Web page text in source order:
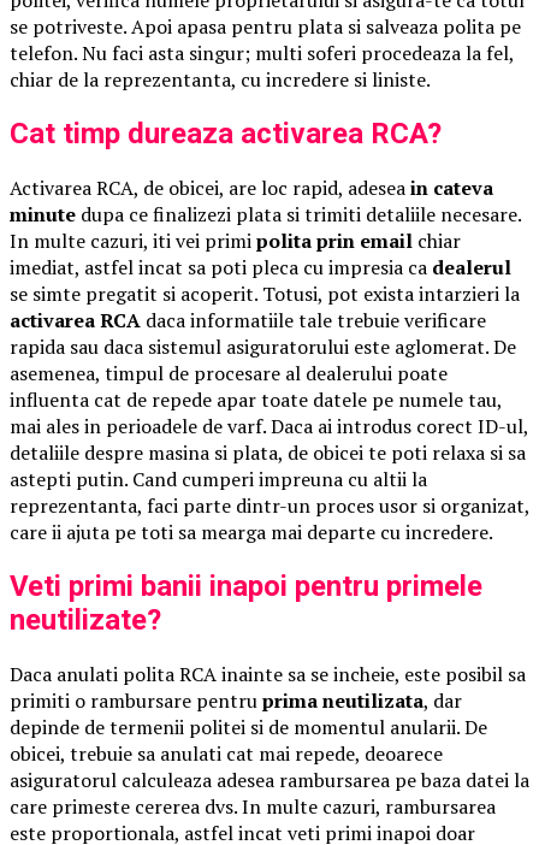
se potriveste. Apoi apasa pentru plata si salveaza polita pe
telefon. Nu faci asta singur; multi soferi procedeaza la fel,
chiar de la reprezentanta, cu incredere si liniste.
Cat timp dureaza activarea RCA?
Activarea RCA, de obicei, are loc rapid, adeseain cateva
minute dupa ce finalizezi plata si trimiti detaliile necesare.
In multe cazuri, iti vei primipolita prin email chiar
imediat, astfel incat sa poti pleca cu impresia ca dealerul
se simte pregatit si acoperit. Totusi, pot exista intarzieri la
activarea RCA daca informatiile tale trebuie verificare
rapida sau daca sistemul asiguratorului este aglomerat. De
asemenea, timpul de procesare al dealerului poate
influenta cat de repede apar toate datele pe numele tau,
mai ales in perioadele de varf. Daca ai introdus corect ID-ul,
detaliile despre masina si plata, de obicei te poti relaxa si sa
astepti putin. Cand cumperi impreuna cu altii la
reprezentanta, faci parte dintr-un proces usor si organizat,
care ii ajuta pe toti sa mearga mai departe cu incredere.
Veti primi banii inapoi pentru primele
neutilizate?
Daca anulati polita RCA inainte sa se incheie, este posibil sa
primiti o rambursare pentruprima neutilizata, dar
depinde de termenii politei si de momentul anularii. De
obicei, trebuie sa anulati cat mai repede, deoarece
asiguratorul calculeaza adesea rambursarea pe baza datei la
care primeste cererea dvs. In multe cazuri, rambursarea
este proportionala, astfel incat veti primi inapoi doar